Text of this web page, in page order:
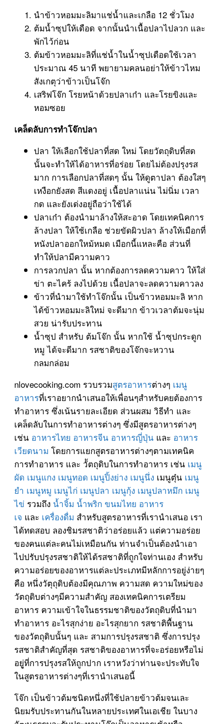
นำข้าวหอมมะลิมาแช่น้ำและเกลือ 12 ชั่วโมง
ต้มน้ำซุปให้เดือด จากนั้นนำเนื้อปลาไปลวก และ
พักไว้ก่อน
ต้มข้าวหอมมะลิที่แช่น้ำในน้ำซุปเดือดใช้เวลา
ประมาณ 45 นาที พยายามคลนอย่าให้ข้าวไหม
สังเกตุว่าข้าวเป็นโจ๊ก
เสริฟโจ๊ก โรยหน้าด้วยปลาเก๋า และโรยขิงและ
หอมซอย
เคล็ดลับการทำโจ๊กปลา
ปลา ให้เลือกใช้ปลาที่สด ใหม่ โดยวัตถุดิบที่สด
นั้นจะทำให้ได้อาหารที่อร่อย โดยไม่ต้องปรุงรส
มาก การเลือกปลาที่สดๆ นั้น ให้ดูตาปลา ต้องใสๆ
เหงือกยังสด สีแดงอยู่ เนื้อปลาแน่น ไม่นิ่ม เวลา
กด และยังเด่งอยู่ถือว่าใช้ได้
ปลาเก๋า ต้องนำมาล้างให้สะอาด โดยเทคนิคการ
ล้างปลา ให้ใช้เกลือ ช่วยขัดผิวปลา ล้างให้เมือกที่
หนังปลาออกใหม้หมด เมือกนี้แหละคือ ส่วนที่
ทำให้ปลามีความคาว
การลวกปลา นั้น หากต้องการลดความคาว ให้ใส่
ข่า ตะไคร้ ลงไปด้วย เนื้อปลาจะลดความคาวลง
ข้าวที่นำมาใช้ทำโจ๊กนั้น เป็นข้าวหอมมะลิ หาก
ได้ข้าวหอมมะลิใหม่ จะดีมาก ข้าวเวลาต้มจะนุ่ม
สวย น่ารับประทาน
น้ำซุป สำหรับ ต้มโจ๊ก นั้น หากใช้ น้ำซุปกระดูก
หมู ได้จะดีมาก รสชาติของโจ๊กจะหวาน
กลมกล่อม
nlovecooking.com รวบรวมสูตรอาหารต่างๆ เมนู
อาหารที่เราอยากนำเสนอให้เพื่อนๆสำหรับคยต้องการ
ทำอาหาร ซึ่งเน้นรายละเอียด ส่วนผสม วิธีทำ และ
เคล็ดลับในการทำอาหารต่างๆ ซึ่งมีสูตรอาหารต่างๆ
เช่น อาหารไทย อาหารจีน อาหารญี่ปุ่นและ อาหาร
เวียดนาม โดยการแยกสูตรอาหารต่างๆตามเทคนิค
การทำอาหาร และ วััตถุดิบในการทำอาหาร เช่น เมนู
ผัด เมนูแกง เมนูทอด เมนูปิ้งย่าง เมนูนึ่ง เมนูตุ๋น เมนู
ยำ เมนูหมู เมนูไก่ เมนูปลา เมนูกุ้ง เมนูปลาหมึก เมนู
ไข่ รวมถึง น้ำจิ้ม น้ำพริก ขนมไทย อาหาร
เจ และ เครื่องดื่ม สำหรับสูตรอาหารที่เรานำเสนอ เรา
ได้ทดสอบ ลองชิมรสชาติว่าอร่อยแล้ว แต่ความอร่อย
ของคนแต่ละคนไม่เหมือนกัน ท่านจำเป็นต้องนำเอา
ไปปรับปรุงรสชาติให้ได้รสชาติที่ถูกใจท่านเอง สำหรับ
ความอร่อยของอาหารแต่ละประเภทมีหลักการอยู่ง่ายๆ
คือ หนึ่งวัตุถุดิบต้องมีคุณภาพ ความสด ความใหม่ของ
วัตถุดิบต่างๆมีความสำคัญ สองเทคนิคการเตรียม
อาหาร ความเข้าใจในธรรมชาติของวัตถุดิบที่นำมา
ทำอาหาร อะไรสุกง่าย อะไรสุกยาก รสชาติพื้นฐาน
ของวัตถุดิบนั้นๆ และ สามการปรุงรสชาติ ซึ่งการปรุง
รสชาติสำคัญที่สุด รสชาติของอาหารที่จะอร่อยหรือไม่
อยูู่ที่การปรุงรสให้ถูกปาก เราหวังว่าท่านจะประทับใจ
ในสูตรอาหารต่างๆที่เรานำเสนอนี้
โจ๊ก เป็นข้าวต้มชนิดหนึ่งที่ใช้ปลายข้าวต้มจนเละ
นิยมรับประทานกันในหลายประเทศในเอเชีย ในบาง